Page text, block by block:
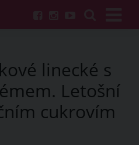
linecké s
Letošní
cukrovím